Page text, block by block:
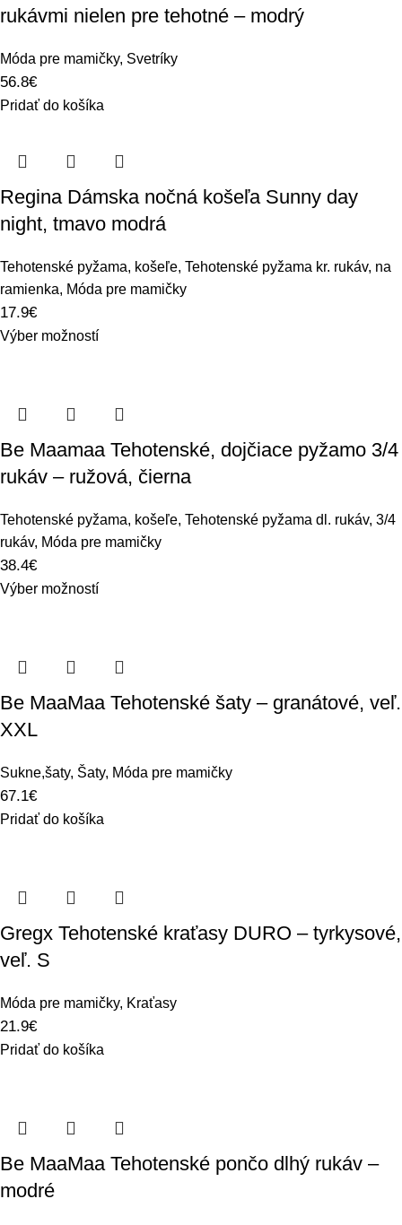
rukávmi nielen pre tehotné – modrý
Móda pre mamičky, Svetríky
56.8€
Pridať do košíka
Regina Dámska nočná košeľa Sunny day
night, tmavo modrá
Tehotenské pyžama, košeľe, Tehotenské pyžama kr. rukáv, na
ramienka, Móda pre mamičky
17.9€
Výber možností
Be Maamaa Tehotenské, dojčiace pyžamo 3/4
rukáv – ružová, čierna
Tehotenské pyžama, košeľe, Tehotenské pyžama dl. rukáv, 3/4
rukáv, Móda pre mamičky
38.4€
Výber možností
Be MaaMaa Tehotenské šaty – granátové, veľ.
XXL
Sukne,šaty, Šaty, Móda pre mamičky
67.1€
Pridať do košíka
Gregx Tehotenské kraťasy DURO – tyrkysové,
veľ. S
Móda pre mamičky, Kraťasy
21.9€
Pridať do košíka
Be MaaMaa Tehotenské pončo dlhý rukáv –
modré